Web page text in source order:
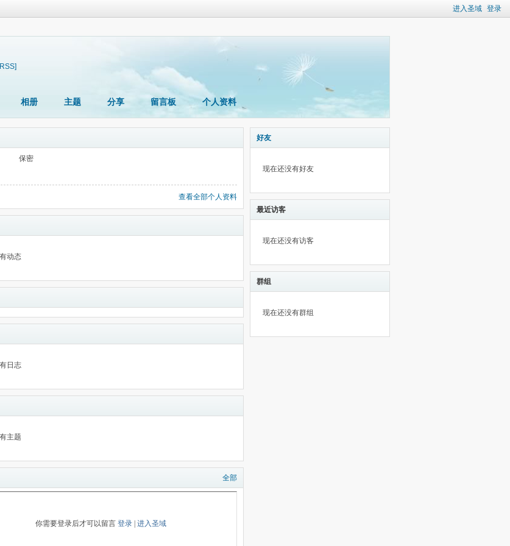
进入圣域 登录
相册 主题 分享 留言板 个人资料
保密
查看全部个人资料
动态
日志
主题
全部
你需要登录后才可以留言 登录| 进入圣域
好友
现在还没有好友
最近访客
现在还没有访客
群组
现在还没有群组